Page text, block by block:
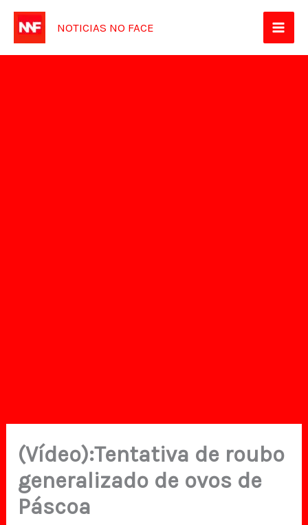
para
NOTICIAS NO FACE
(Vídeo):Tentativa de roubo
generalizado de ovos de
Páscoa